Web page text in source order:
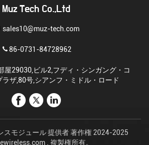
Muz Tech Co.,Ltd
sales10@muz-tech.com
86-0731-84728962
屋29030,ビル2,フディ・シンガング・コ
ラザ,80号,シアンフ・ミドル・ロード
スモジュール 提供者 著作権 2024-2025
. 複製権所有。